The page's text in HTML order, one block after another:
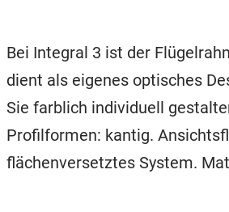
Bei Integral 3 ist der
dient als eigenes optisches
Sie farblich individuell
Profilformen: kantig.
flächenversetztes System.